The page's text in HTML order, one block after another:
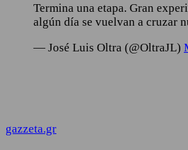
Termina una etapa. Gran
algún día se vuelvan a cruzar
— José Luis Oltra (@OltraJL)
gazzeta.gr